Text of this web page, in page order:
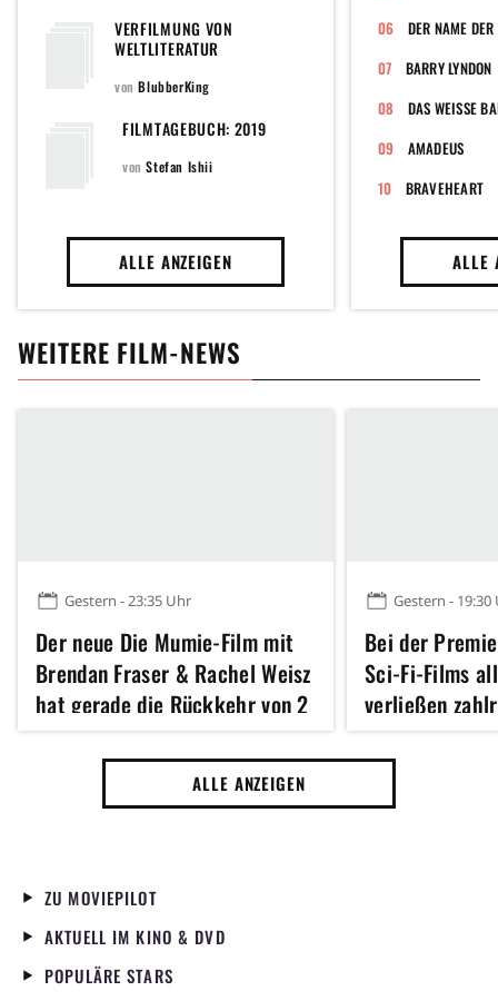
VERFILMUNG VON
WELTLITERATUR
vonBlubberKing
FILMTAGEBUCH: 2019
vonStefan Ishii
ALLE ANZEIGEN
DER NAME DER
BARRY LYNDON
AMADEUS
BRAVEHEART
ALLE
WEITERE FILM-NEWS
Gestern - 23:35 Uhr
Der neue Die Mumie-Film mit
Brendan Fraser & Rachel Weisz
hat gerade die Rückkehr von 2
weiteren legendären Figuren
der Reihe angekündigt
Gestern - 19:30
Bei der
Sci-Fi-Films
verließen
Kino – sogar
Star haute
ALLE ANZEIGEN
ZU MOVIEPILOT
AKTUELL IM KINO & DVD
POPULÄRE STARS